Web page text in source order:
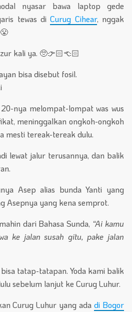
nyasar bawa laptop gede
tewas diCurug Cihear, nggak
kali ya. 🥺👉🏻👈🏻
bisa disebut fosil.
nya melompat-lompat was wus
meninggalkan ongkoh-ongkoh
mesti tereak-tereak dulu.
lewat jalur terusannya, dan balik
Asep alias bunda Yanti yang
Asepnya yang kena semprot.
dari Bahasa Sunda, “Ai kamu
ke jalan susah gitu, pake jalan
tatap-tatapan. Yoda kami balik
sebelum lanjut ke Curug Luhur.
Curug Luhur yang adadi Bogor